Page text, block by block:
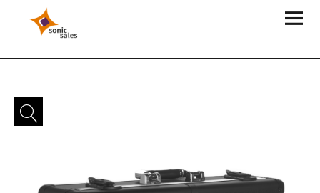
Sonic Sales